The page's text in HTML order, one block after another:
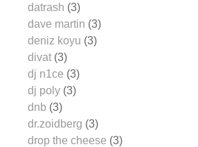
datrash (3)
dave martin (3)
deniz koyu (3)
divat (3)
dj n1ce (3)
dj poly (3)
dnb (3)
dr.zoidberg (3)
drop the cheese (3)